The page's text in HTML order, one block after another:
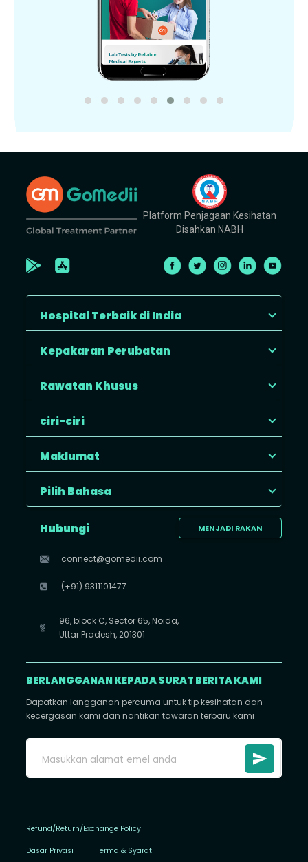
Platform Penjagaan Kesihatan
Disahkan NABH
Hospital Terbaik di India
Kepakaran Perubatan
Rawatan Khusus
ciri-ciri
Maklumat
Pilih Bahasa
MENJADI RAKAN
Hubungi
connect@gomedii.com
(+91) 9311101477
96, block C, Sector 65, Noida,
Uttar Pradesh, 201301
BERLANGGANAN KEPADA SURAT BERITA KAMI
Dapatkan langganan percuma untuk tip kesihatan dan
kecergasan kami dan nantikan tawaran terbaru kami
Refund/Return/Exchange Policy
Dasar Privasi | Terma & Syarat